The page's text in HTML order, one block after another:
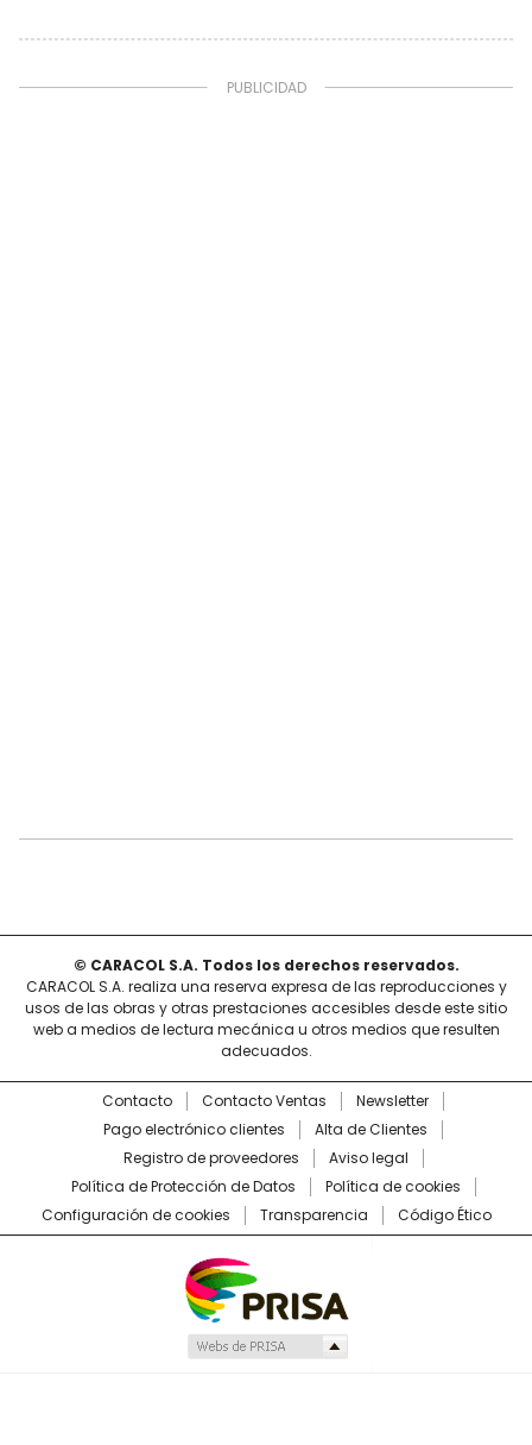
© CARACOL S.A. Todos los derechos reservados.
CARACOL S.A. realiza una reserva expresa de las reproducciones y
usos de las obras y otras prestaciones accesibles desde este sitio
web a medios de lectura mecánica u otros medios que resulten
adecuados.
Contacto Contacto Ventas
Newsletter
Pago electrónico clientes
Alta de Clientes
Registro de proveedores
Aviso legal
Política de Protección de Datos
Política de cookies
Configuración de cookies
Transparencia Código Ético